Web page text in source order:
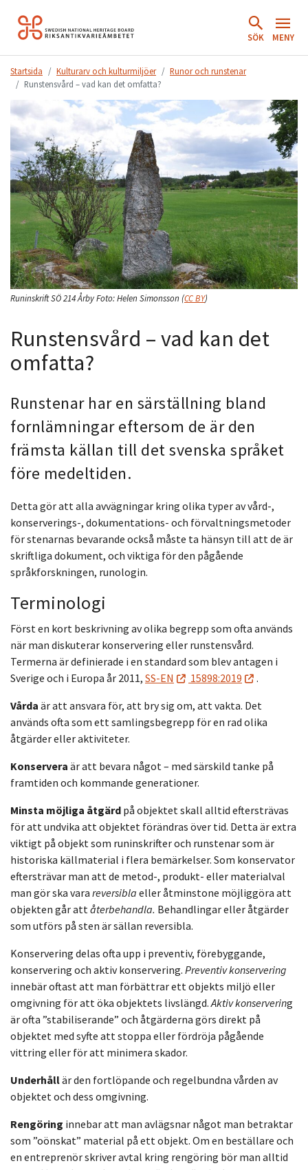
Hoppa
till
SÖK MENY
Startsida Kulturarv och kulturmiljöer
Runor och runstenar
Runstensvård – vad kan det omfatta?
Runinskrift SÖ 214 ÅrbyFoto:Helen Simonsson (CC BY)
Runstensvård – vad kan det
omfatta?
Runstenar har en särställning bland
fornlämningar eftersom de är den
främsta källan till det svenska språket
före medeltiden.
Detta gör att alla avvägningar kring olika typer av vård-,
konserverings-, dokumentations- och förvaltningsmetoder
för stenarnas bevarande också måste ta hänsyn till att de är
skriftliga dokument, och viktiga för den pågående
språkforskningen, runologin.
Terminologi
Först en kort beskrivning av olika begrepp som ofta används
när man diskuterar konservering eller runstensvård.
Termerna är definierade i en standard som blev antagen i
Sverige och i Europa år 2011, SS-EN 15898:2019
.
Vårda är att ansvara för, att bry sig om, att vakta. Det
används ofta som ett samlingsbegrepp för en rad olika
åtgärder eller aktiviteter.
Konservera är att bevara något – med särskild tanke på
framtiden och kommande generationer.
Minsta möjliga åtgärd på objektet skall alltid eftersträvas
för att undvika att objektet förändras över tid. Detta är extra
viktigt på objekt som runinskrifter och runstenar som är
historiska källmaterial i flera bemärkelser. Som konservator
eftersträvar man att de metod-, produkt- eller materialval
man gör ska vara reversibla eller åtminstone möjliggöra att
objekten går att återbehandla. Behandlingar eller åtgärder
som utförs på sten är sällan reversibla.
Konservering delas ofta upp i preventiv, förebyggande,
konservering och aktiv konservering. Preventiv konservering
innebär oftast att man förbättrar ett objekts miljö eller
omgivning för att öka objektets livslängd. Aktiv konservering
är ofta ”stabiliserande” och åtgärderna görs direkt på
objektet med syfte att stoppa eller fördröja pågående
vittring eller för att minimera skador.
Underhållär den fortlöpande och regelbundna vården av
objektet och dess omgivning.
Rengöring innebar att man avlägsnar något man betraktar
som ”oönskat” material på ett objekt. Om en beställare och
en entreprenör skriver avtal kring rengöring bör man alltid